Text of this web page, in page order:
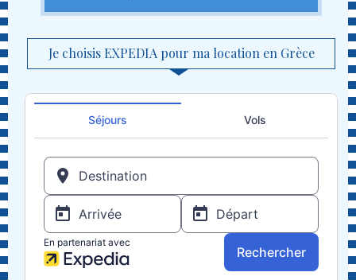
Je choisis EXPEDIA pour ma location en Grèce